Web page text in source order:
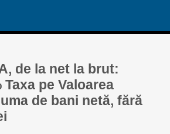
de la net la brut:
Taxa pe Valoarea
de bani netă, fără